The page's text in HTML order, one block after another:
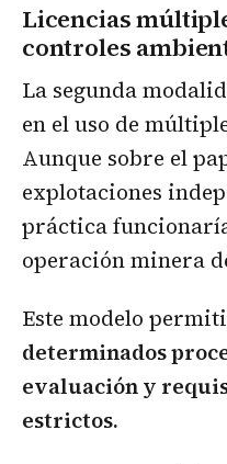
Licencias
controles
La segunda
en el uso de
Aunque sobre el
explotaciones
práctica
operación minera
Este modelo
determinados
evaluación y
estrictos.